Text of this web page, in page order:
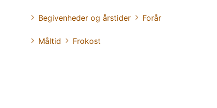
Begivenheder og årstider Forår
Måltid Frokost